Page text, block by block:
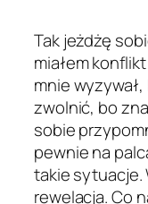
Tak jeżdżę
miałem
mnie
zwolnić, bo
sobie
pewnie na
takie sytuacje.
rewelacja. Co